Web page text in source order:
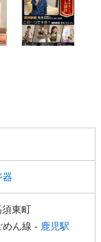
器
東町
めん線 - 鹿児駅